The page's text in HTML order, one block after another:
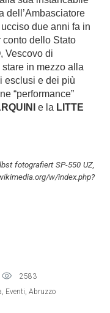
dell’Ambasciatore
due anni fa in
conto dello Stato
, Vescovo di
in mezzo alla
esclusi e dei più
“performance”
e la LITTE
fotografiert SP-550 UZ,
w/index.php?
2583
, Eventi, Abruzzo